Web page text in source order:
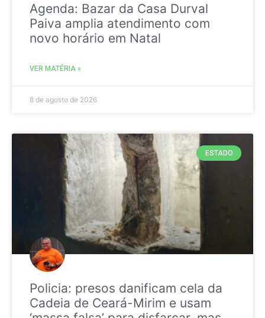
Agenda: Bazar da Casa Durval
Paiva amplia atendimento com
novo horário em Natal
VER MATÉRIA »
8 de agosto de 2026
ESTADO
Policia: presos danificam cela da
Cadeia de Ceará-Mirim e usam